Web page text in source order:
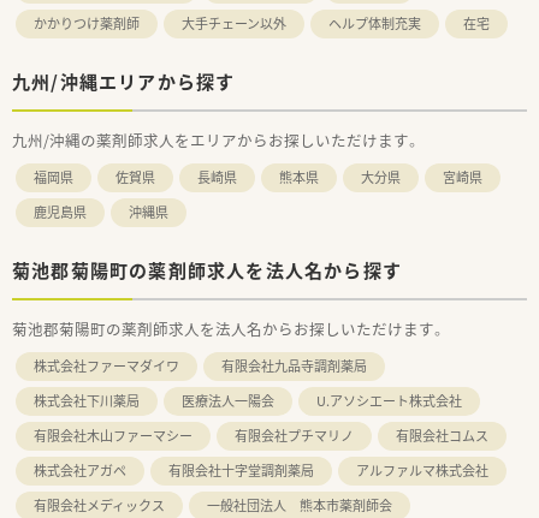
かかりつけ薬剤師
大手チェーン以外 ヘルプ体制充実 在宅
九州/沖縄エリアから探す
九州/沖縄の薬剤師求人をエリアからお探しいただけます。
福岡県 佐賀県 長崎県 熊本県 大分県
宮崎県
鹿児島県
沖縄県
菊池郡菊陽町の薬剤師求人を法人名から探す
菊池郡菊陽町の薬剤師求人を法人名からお探しいただけます。
株式会社ファーマダイワ
有限会社九品寺調剤薬局
株式会社下川薬局
医療法人一陽会
U.アソシエート株式会社
有限会社木山ファーマシー
有限会社プチマリノ
有限会社コムス
株式会社アガペ
有限会社十字堂調剤薬局
アルファルマ株式会社
有限会社メディックス
一般社団法人 熊本市薬剤師会